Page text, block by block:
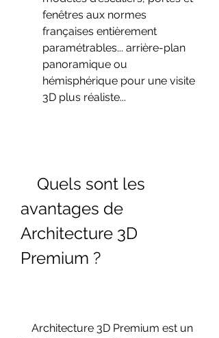
fenêtres aux normes
françaises entièrement
paramétrables... arrière-plan
panoramique ou
hémisphérique pour une visite
3D plus réaliste...
avantages de
Architecture 3D
Premium ?